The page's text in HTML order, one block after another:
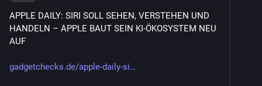
APPLE DAILY: SIRI SOLL SEHEN, VERSTEHEN UND
HANDELN – APPLE BAUT SEIN KI-ÖKOSYSTEM NEU
AUF
gadgetchecks.de/apple-daily-si